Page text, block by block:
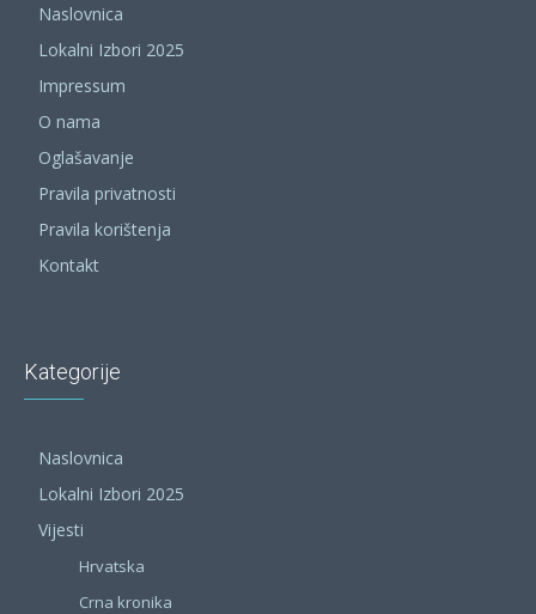
Naslovnica
Lokalni Izbori 2025
Impressum
O nama
Oglašavanje
Pravila privatnosti
Pravila korištenja
Kontakt
Kategorije
Naslovnica
Lokalni Izbori 2025
Vijesti
Hrvatska
Crna kronika